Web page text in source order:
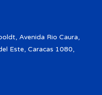
Avenida Rio Caura,
Este, Caracas 1080,